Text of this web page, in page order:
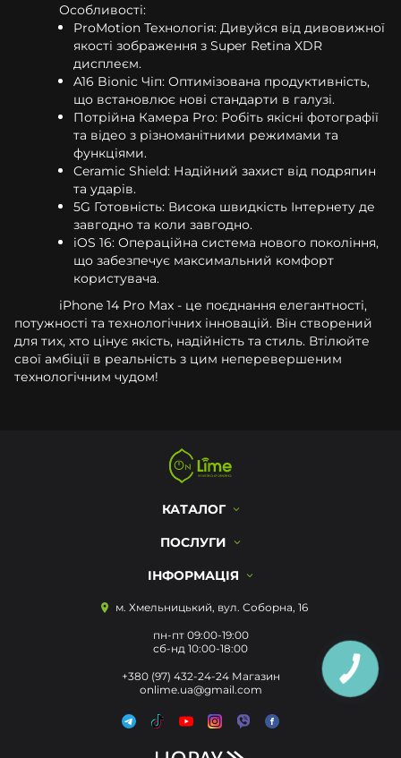
Особливості:
ProMotion Технологія: Дивуйся від дивовижної
якості зображення з Super Retina XDR
дисплеєм.
A16 Bionic Чіп: Оптимізована продуктивність,
що встановлює нові стандарти в галузі.
Потрійна Камера Pro: Робіть якісні фотографії
та відео з різноманітними режимами та
функціями.
Ceramic Shield: Надійний захист від подряпин
та ударів.
5G Готовність: Висока швидкість Інтернету де
завгодно та коли завгодно.
iOS 16: Операційна система нового покоління,
що забезпечує максимальний комфорт
користувача.
iPhone 14 Pro Max - це поєднання елегантності,
потужності та технологічних інновацій. Він створений
для тих, хто цінує якість, надійність та стиль. Втілюйте
свої амбіції в реальність з цим неперевершеним
технологічним чудом!
КАТАЛОГ
ПОСЛУГИ
ІНФОРМАЦІЯ
м. Хмельницький, вул. Соборна, 16
пн-пт 09:00-19:00
сб-нд 10:00-18:00
+380 (97) 432-24-24 Магазин
onlime.ua@gmail.com
КНОПКА
ЗВ'ЯЗКУ